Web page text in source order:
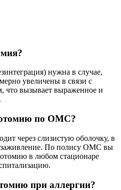
нужна в случае,
увеличены в связи с
что вызывает выраженное и
по ОМС?
через слизистую оболочку, в
заживление. По полису ОМС вы
в любом стационаре
при аллергии?